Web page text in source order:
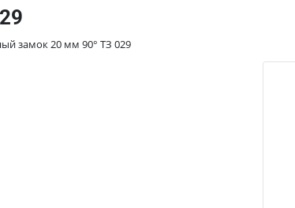
замок 20 мм 90° ТЗ 029